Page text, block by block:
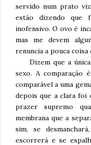
servido num prato
estão dizendo
inofensivo. O ovo é
mas me devem
renuncia a pouca
Dizem que a única
sexo. A comparação
comparável a uma
depois que a clara foi
prazer supremo
membrana que a
sim, se
escorrerá e se